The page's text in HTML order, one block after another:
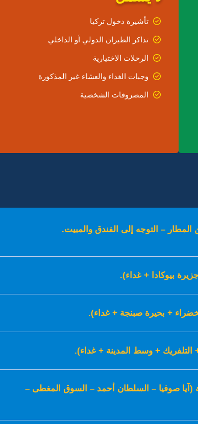
تأشيرة دخول تركيا
تذاكر الطيران الدولي أو الداخلي
الرحلات الاختيارية
وجبات الغداء والعشاء غير المذكورة
المصروفات الشخصية
– التوجه إلى الفندق والمبيت.
بيوكادا + غداء).
+ بحيرة صبنجة + غداء).
+ وسط المدينة + غداء).
(آيا صوفيا – السلطان أحمد – السوق المغطى –